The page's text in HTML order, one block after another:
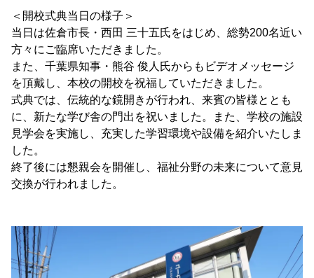
＜開校式典当日の様子＞
当日は佐倉市長・西田 三十五氏をはじめ、総勢200名近い
方々にご臨席いただきました。
また、千葉県知事・熊谷 俊人氏からもビデオメッセージ
を頂戴し、本校の開校を祝福していただきました。
式典では、伝統的な鏡開きが行われ、来賓の皆様ととも
に、新たな学び舎の門出を祝いました。また、学校の施設
見学会を実施し、充実した学習環境や設備を紹介いたしま
した。
終了後には懇親会を開催し、福祉分野の未来について意見
交換が行われました。